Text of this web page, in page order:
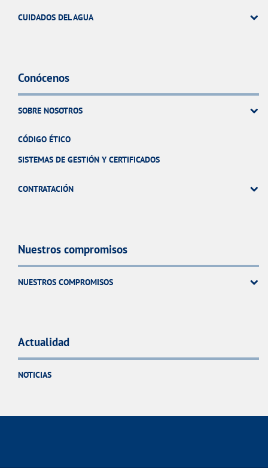
CUIDADOS DEL AGUA
Conócenos
SOBRE NOSOTROS
CÓDIGO ÉTICO
SISTEMAS DE GESTIÓN Y CERTIFICADOS
CONTRATACIÓN
Nuestros compromisos
NUESTROS COMPROMISOS
Actualidad
NOTICIAS